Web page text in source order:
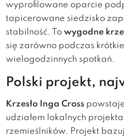
wyprofilowane oparcie
tapicerowane siedzisko
stabilność. To wygodne
się zarówno podczas
wielogodzinnych spotkań.
Polski projekt,
Krzesło Inga Cross
udziałem lokalnych
rzemieślników. Projekt